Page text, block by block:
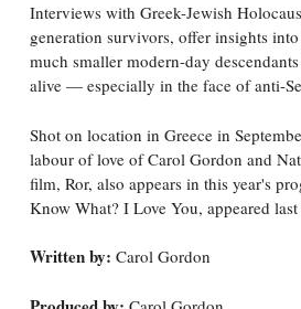
Interviews with Greek-Jewish
generation survivors, offer insights
much smaller modern-day
alive — especially in the face of anti-
Shot on location in Greece in
labour of love of Carol Gordon and
film, Ror, also appears in this year's
Know What? I Love You, appeared last
Written by: Carol Gordon